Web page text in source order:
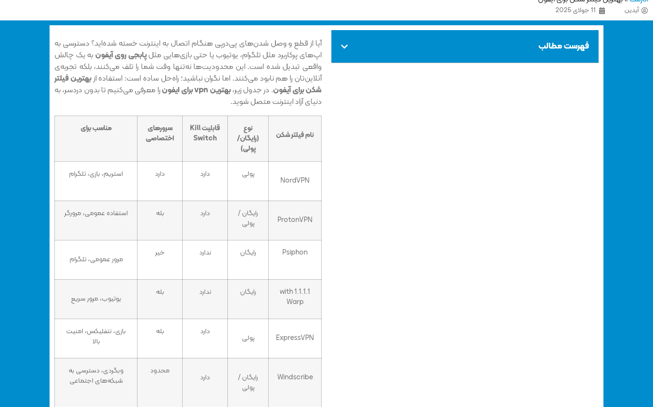
آیدین 11 جولای 2025
فهرست مطالب
آیا از قطع و وصل شدن‌های پی‌در‌پی هنگام اتصال به اینترنت خسته شده‌اید؟ دسترسی به
اپ‌های پرکاربرد مثل تلگرام، یوتیوب یا حتی بازی‌هایی مثلپابجی روی آیفونبه یک چالش
واقعی تبدیل شده است. این محدودیت‌ها نه‌تنها وقت شما را تلف می‌کنند، بلکه تجربه‌ی
آنلاین‌تان را هم نابود می‌کنند. اما نگران نباشید؛ راه‌حل ساده است: استفاده ازبهترین فیلتر
شکن برای آیفون. در جدول زیر،بهترین vpn برای ایفون
را معرفی می‌کنیم تا بدون دردسر، به
دنیای آزاد اینترنت متصل شوید.
نام فیلتر شکن
نوع
(رایگان/
پولی)
قابلیت Kill
Switch
سرورهای
اختصاصی
مناسب برای
NordVPN
پولی دارد دارد استریم، بازی، تلگرام
ProtonVPN
رایگان /
پولی
دارد بله استفاده عمومی، مرورگر
Psiphon رایگان ندارد خیر
مرور عمومی، تلگرام
1.1.1.1 with
Warp
رایگان ندارد بله
یوتیوب، مرور سریع
ExpressVPN پولی
دارد بله
بازی، نتفلیکس، امنیت
بالا
Windscribe
رایگان /
پولی
دارد
محدود
وبگردی، دسترسی به
شبکه‌های اجتماعی